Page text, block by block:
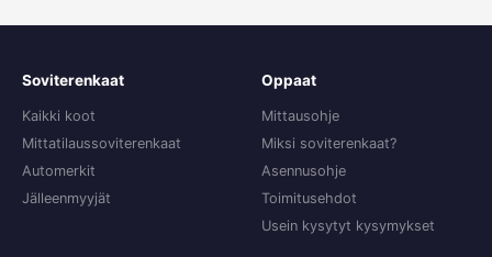
Soviterenkaat
Kaikki koot
Mittatilaussoviterenkaat
Automerkit
Jälleenmyyjät
Oppaat
Mittausohje
Miksi soviterenkaat?
Asennusohje
Toimitusehdot
Usein kysytyt kysymykset